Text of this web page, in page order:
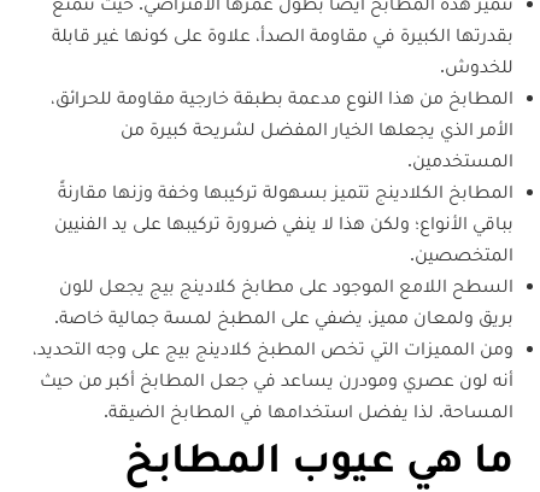
بقدرتها الكبيرة في مقاومة الصدأ، علاوة على كونها غير قابلة
للخدوش.
المطابخ من هذا النوع مدعمة بطبقة خارجية مقاومة للحرائق،
الأمر الذي يجعلها الخيار المفضل لشريحة كبيرة من
المستخدمين.
المطابخ الكلادينج تتميز بسهولة تركيبها وخفة وزنها مقارنةً
بباقي الأنواع؛ ولكن هذا لا ينفي ضرورة تركيبها على يد الفنيين
المتخصصين.
السطح اللامع الموجود على مطابخ كلادينج بيج يجعل للون
بريق ولمعان مميز، يضفي على المطبخ لمسة جمالية خاصة.
ومن المميزات التي تخص المطبخ كلادينج بيج على وجه التحديد،
أنه لون عصري ومودرن يساعد في جعل المطابخ أكبر من حيث
المساحة. لذا يفضل استخدامها في المطابخ الضيقة.
ما هي عيوب المطابخ